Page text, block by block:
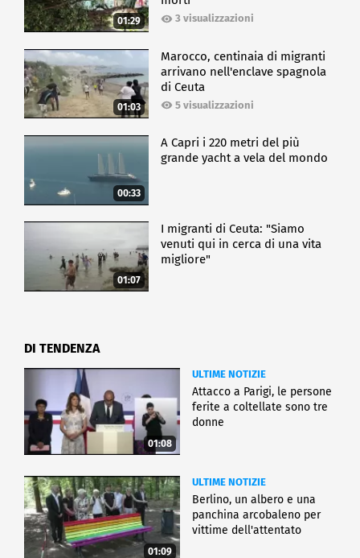
01:29 3 visualizzazioni
01:03
Marocco, centinaia di migranti
arrivano nell'enclave spagnola
di Ceuta
5 visualizzazioni
00:33
A Capri i 220 metri del più
grande yacht a vela del mondo
01:07
I migranti di Ceuta: "Siamo
venuti qui in cerca di una vita
migliore"
DI TENDENZA
01:08
ULTIME NOTIZIE
Attacco a Parigi, le persone
ferite a coltellate sono tre
donne
01:09
ULTIME NOTIZIE
Berlino, un albero e una
panchina arcobaleno per
vittime dell'attentato